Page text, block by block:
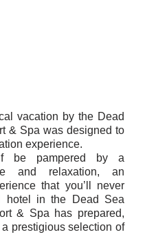
vacation by the Dead
& Spa was designed to
experience.
be pampered by a
and relaxation, an
that you’ll never
hotel in the Dead Sea
& Spa has prepared,
prestigious selection of